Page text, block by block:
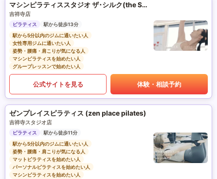
マシンピラティススタジオ ザ･シルク(the SILK)
吉祥寺店
ピラティス
駅から徒歩13分
駅から5分以内のジムに通いたい人
女性専用ジムに通いたい人
姿勢・腰痛・肩こりが気になる人
マシンピラティスを始めたい人
グループレッスンで始めたい人
公式サイトを見る 体験・相談予約
ゼンプレイスピラティス (zen place pilates)
吉祥寺スタジオ店
ピラティス
駅から徒歩11分
駅から5分以内のジムに通いたい人
姿勢・腰痛・肩こりが気になる人
マットピラティスを始めたい人
パーソナルピラティスを始めたい人
マシンピラティスを始めたい人